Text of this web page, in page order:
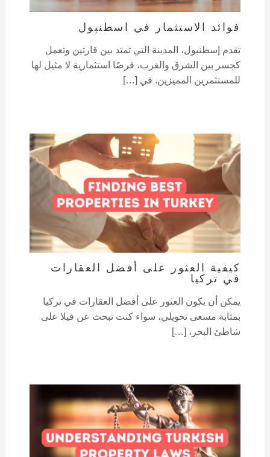
فوائد الاستثمار في اسطنبول
تقدم إسطنبول، المدينة التي تمتد بين قارتين وتعمل
كجسر بين الشرق والغرب، فرصًا استثمارية لا مثيل لها
للمستثمرين المميزين. في […]
كيفية العثور على أفضل العقارات
في تركيا
يمكن أن يكون العثور على أفضل العقارات في تركيا
بمثابة مسعى تحويلي، سواء كنت تبحث عن فيلا على
شاطئ البحر، […]